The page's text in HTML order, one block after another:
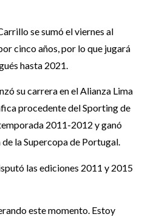
se sumó el viernes al
cinco años, por lo que jugará
hasta 2021.
su carrera en el Alianza Lima
procedente del Sporting de
2011-2012 y ganó
la Supercopa de Portugal.
las ediciones 2011 y 2015
este momento. Estoy